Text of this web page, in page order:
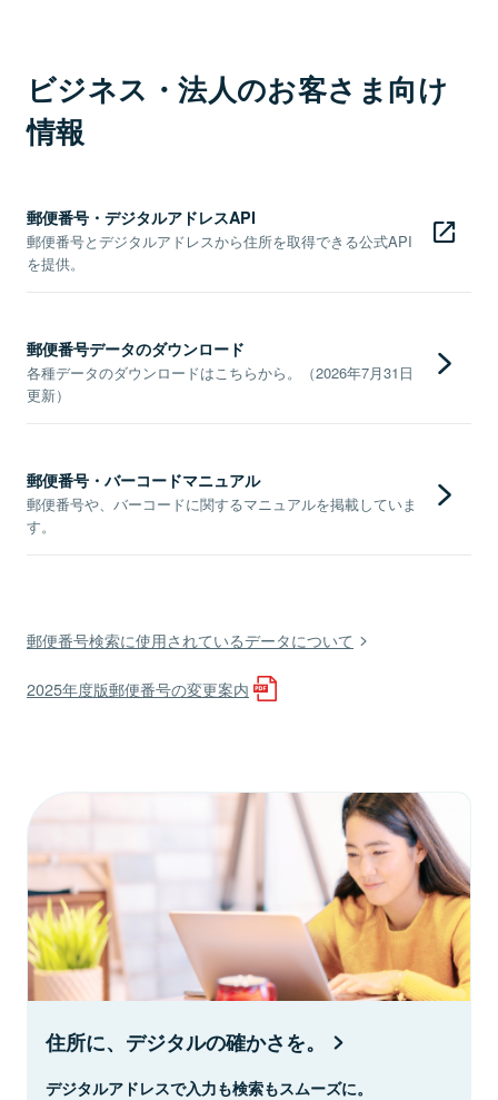
ビジネス・法人のお客さま向け
情報
郵便番号・デジタルアドレスAPI
郵便番号とデジタルアドレスから住所を取得できる公式API
を提供。
郵便番号データのダウンロード
各種データのダウンロードはこちらから。（2026年7月31日
更新）
郵便番号・バーコードマニュアル
郵便番号や、バーコードに関するマニュアルを掲載していま
す。
郵便番号検索に使用されているデータについて
2025年度版郵便番号の変更案内
住所に、デジタルの確かさを。
デジタルアドレスで入力も検索もスムーズに。